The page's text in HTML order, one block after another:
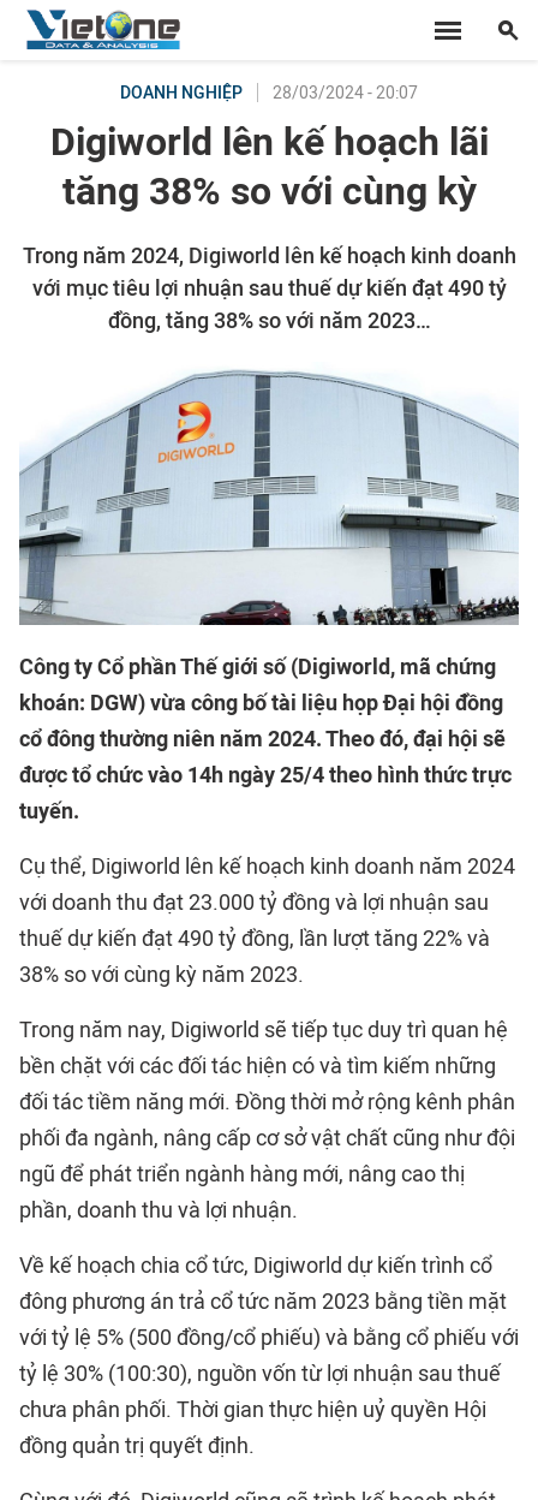
DOANH NGHIỆP 28/03/2024 - 20:07
Digiworld lên kế hoạch lãi
tăng 38% so với cùng kỳ
Trong năm 2024, Digiworld lên kế hoạch kinh doanh
với mục tiêu lợi nhuận sau thuế dự kiến đạt 490 tỷ
đồng, tăng 38% so với năm 2023…
Công ty Cổ phần Thế giới số (Digiworld, mã chứng
khoán: DGW) vừa công bố tài liệu họp Đại hội đồng
cổ đông thường niên năm 2024. Theo đó, đại hội sẽ
được tổ chức vào 14h ngày 25/4 theo hình thức trực
tuyến.
Cụ thể, Digiworld lên kế hoạch kinh doanh năm 2024
với doanh thu đạt 23.000 tỷ đồng và lợi nhuận sau
thuế dự kiến đạt 490 tỷ đồng, lần lượt tăng 22% và
38% so với cùng kỳ năm 2023.
Trong năm nay, Digiworld sẽ tiếp tục duy trì quan hệ
bền chặt với các đối tác hiện có và tìm kiếm những
đối tác tiềm năng mới. Đồng thời mở rộng kênh phân
phối đa ngành, nâng cấp cơ sở vật chất cũng như đội
ngũ để phát triển ngành hàng mới, nâng cao thị
phần, doanh thu và lợi nhuận.
Về kế hoạch chia cổ tức, Digiworld dự kiến trình cổ
đông phương án trả cổ tức năm 2023 bằng tiền mặt
với tỷ lệ 5% (500 đồng/cổ phiếu) và bằng cổ phiếu với
tỷ lệ 30% (100:30), nguồn vốn từ lợi nhuận sau thuế
chưa phân phối. Thời gian thực hiện uỷ quyền Hội
đồng quản trị quyết định.